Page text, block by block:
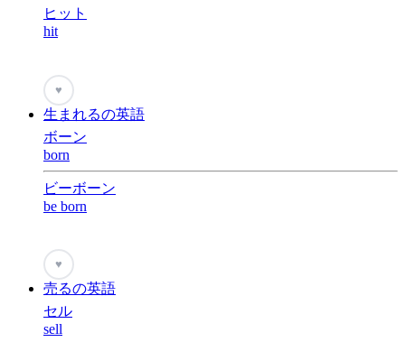
ヒット
hit
♥
生まれるの英語
ボーン
born
ビーボーン
be born
♥
売るの英語
セル
sell